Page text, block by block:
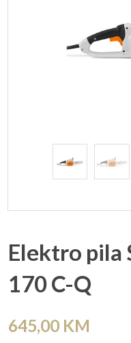
Elektro pila
170 C-Q
645,00 KM